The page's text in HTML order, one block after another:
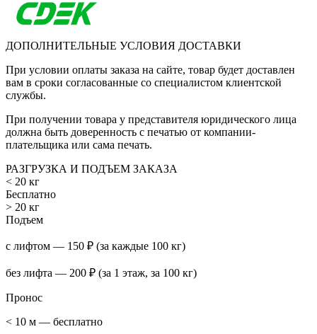
ДОПОЛНИТЕЛЬНЫЕ УСЛОВИЯ ДОСТАВКИ
При условии оплаты заказа на сайте, товар будет доставлен
вам в сроки согласованные со специалистом клиентской
службы.
При получении товара у представителя юридического лица
должна быть доверенность с печатью от компании-
плательщика или сама печать.
РАЗГРУЗКА И ПОДЪЕМ ЗАКАЗА
< 20 кг
Бесплатно
> 20 кг
Подъем
с лифтом — 150 ₽ (за каждые 100 кг)
без лифта — 200 ₽ (за 1 этаж, за 100 кг)
Пронос
< 10 м — бесплатно